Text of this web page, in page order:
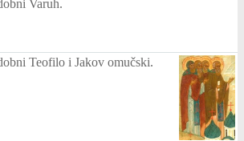
Varuh.
Teofilo i Jakov omučski.